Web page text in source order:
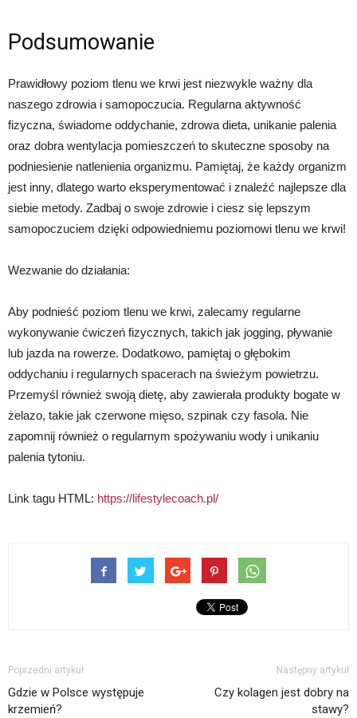
Podsumowanie
Prawidłowy poziom tlenu we krwi jest niezwykle ważny dla
naszego zdrowia i samopoczucia. Regularna aktywność
fizyczna, świadome oddychanie, zdrowa dieta, unikanie palenia
oraz dobra wentylacja pomieszczeń to skuteczne sposoby na
podniesienie natlenienia organizmu. Pamiętaj, że każdy organizm
jest inny, dlatego warto eksperymentować i znaleźć najlepsze dla
siebie metody. Zadbaj o swoje zdrowie i ciesz się lepszym
samopoczuciem dzięki odpowiedniemu poziomowi tlenu we krwi!
Wezwanie do działania:
Aby podnieść poziom tlenu we krwi, zalecamy regularne
wykonywanie ćwiczeń fizycznych, takich jak jogging, pływanie
lub jazda na rowerze. Dodatkowo, pamiętaj o głębokim
oddychaniu i regularnych spacerach na świeżym powietrzu.
Przemyśl również swoją dietę, aby zawierała produkty bogate w
żelazo, takie jak czerwone mięso, szpinak czy fasola. Nie
zapomnij również o regularnym spożywaniu wody i unikaniu
palenia tytoniu.
Link tagu HTML: https://lifestylecoach.pl/
Poprzedni artykuł
Gdzie w Polsce występuje
krzemień?
Następny artykuł
Czy kolagen jest dobry na
stawy?